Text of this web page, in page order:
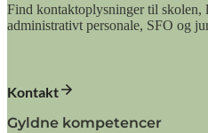
Find kontaktoplysninger til skolen,
administrativt personale, SFO og
Kontakt
Gyldne kompetencer